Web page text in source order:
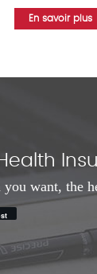
En savoir plus
want, the